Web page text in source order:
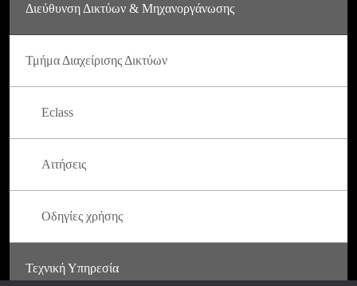
Διεύθυνση Δικτύων & Μηχανοργάνωσης
Τμήμα Διαχείρισης Δικτύων
Eclass
Αιτήσεις
Οδηγίες χρήσης
Τεχνική Υπηρεσία